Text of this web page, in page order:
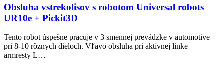
Obsluha vstrekolisov s robotom Universal robots
UR10e + Pickit3D
Tento robot úspešne pracuje v 3 smennej prevádzke v automotive
pri 8-10 rôznych dieloch. Vľavo obsluha pri aktívnej linke –
armresty L…